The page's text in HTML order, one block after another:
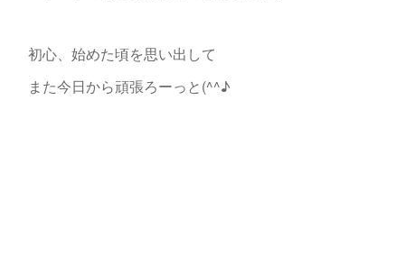
初心、始めた頃を思い出して
また今日から頑張ろーっと(^^♪